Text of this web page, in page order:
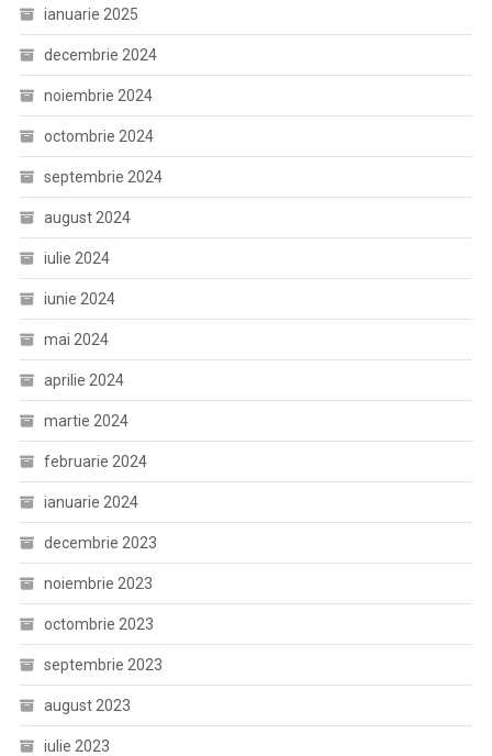
ianuarie 2025
decembrie 2024
noiembrie 2024
octombrie 2024
septembrie 2024
august 2024
iulie 2024
iunie 2024
mai 2024
aprilie 2024
martie 2024
februarie 2024
ianuarie 2024
decembrie 2023
noiembrie 2023
octombrie 2023
septembrie 2023
august 2023
iulie 2023